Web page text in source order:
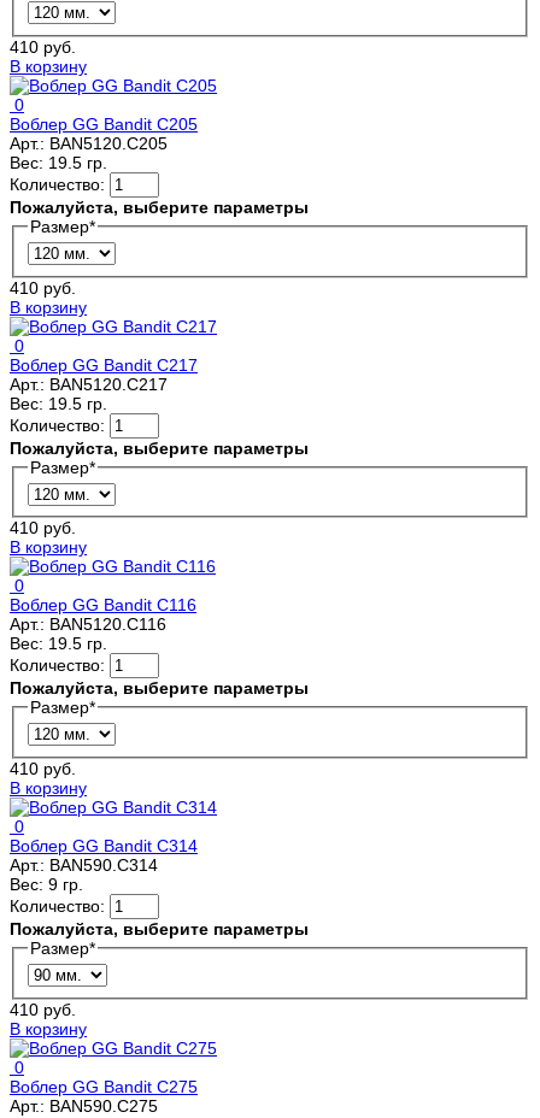
410 руб.
В корзину
0
Воблер GG Bandit C205
Арт.: BAN5120.C205
Вес: 19.5 гр.
Количество:
Пожалуйста, выберите параметры
Размер*
410 руб.
В корзину
0
Воблер GG Bandit C217
Арт.: BAN5120.C217
Вес: 19.5 гр.
Количество:
Пожалуйста, выберите параметры
Размер*
410 руб.
В корзину
0
Воблер GG Bandit C116
Арт.: BAN5120.C116
Вес: 19.5 гр.
Количество:
Пожалуйста, выберите параметры
Размер*
410 руб.
В корзину
0
Воблер GG Bandit С314
Арт.: BAN590.C314
Вес: 9 гр.
Количество:
Пожалуйста, выберите параметры
Размер*
410 руб.
В корзину
0
Воблер GG Bandit С275
Арт.: BAN590.C275